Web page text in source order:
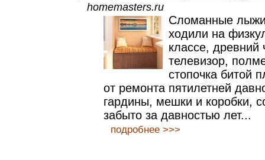
homemasters.ru
Сломанные
ходили на
классе, древний
телевизор,
стопочка битой
от ремонта пятилетней
гардины, мешки и коробки,
забыто за давностью лет...
подробнее >>>